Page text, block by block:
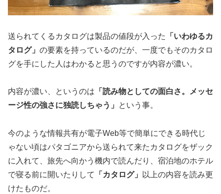
送られてくるカタログは製品の値段が入った
「いわゆるカ
タログ」 の要素を持っているのだが、一度でもそのカタロ
グを手にした人はわかると思うのですが内容が濃い。
内容が濃い、というのは 「読み物としての面白さ。メッセ
ージ性の強さに独読しちゃう」
という事。
今のような情報共有が電子Web等で簡単にできる時代じ
ゃない頃はパタゴニアから送られて来たカタログをザック
に入れて、旅先へ向かう機内で読んだり、宿泊地のホテル
で寝る前に開いたりして
「カタログ」
以上の内容を読み更
けたものだ。